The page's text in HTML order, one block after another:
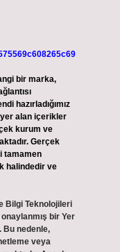
bir marka,
hazırladığımız
alan içerikler
kurum ve
Gerçek
tamamen
halindedir ve
Bilgi Teknolojileri
bir Yer
Bu nedenle,
veya